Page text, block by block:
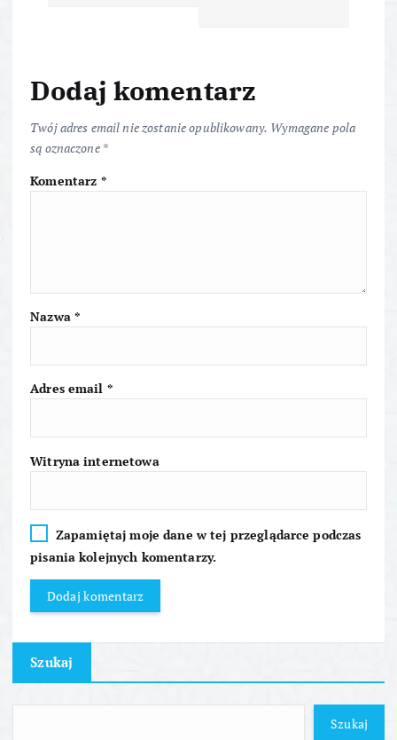
c
j
a
i
s
u
Dodaj komentarz
Twój adres email nie zostanie opublikowany. Wymagane pola
są oznaczone *
Komentarz *
Nazwa *
Adres email *
Witryna internetowa
Zapamiętaj moje dane w tej przeglądarce podczas
pisania kolejnych komentarzy.
Szukaj
Szukaj